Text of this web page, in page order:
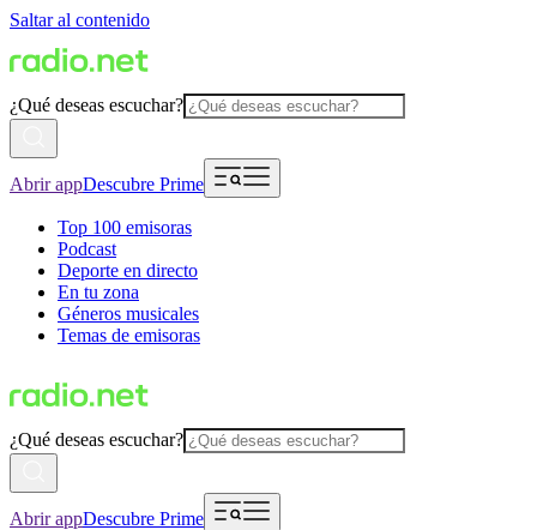
Saltar al contenido
¿Qué deseas escuchar?
Abrir appDescubre Prime
Top 100 emisoras
Podcast
Deporte en directo
En tu zona
Géneros musicales
Temas de emisoras
¿Qué deseas escuchar?
Abrir appDescubre Prime